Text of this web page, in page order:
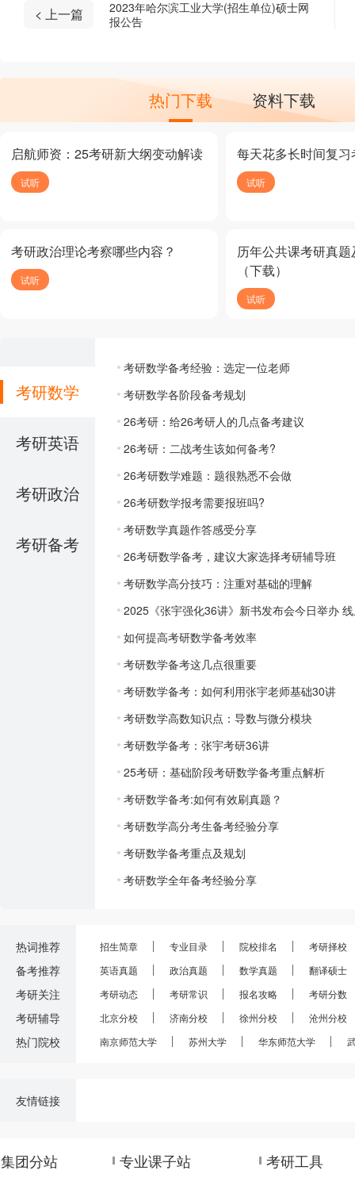
< 上一篇
2023年哈尔滨工业大学(招生单位)硕士网
报公告
热门下载 资料下载
启航师资：25考研新大纲变动解读
试听
每天花多长时间复
试听
考研政治理论考察哪些内容？
试听
历年公共课考研真
（下载）
试听
考研数学
考研英语
考研政治
考研备考
考研数学备考经验：选定一位老师
考研数学各阶段备考规划
26考研：给26考研人的几点备考建议
26考研：二战考生该如何备考?
26考研数学难题：题很熟悉不会做
26考研数学报考需要报班吗?
考研数学真题作答感受分享
26考研数学备考，建议大家选择考研辅导班
考研数学高分技巧：注重对基础的理解
2025《张宇强化36讲》新书发布会今日举办
如何提高考研数学备考效率
考研数学备考这几点很重要
考研数学备考：如何利用张宇老师基础30讲
考研数学高数知识点：导数与微分模块
考研数学备考：张宇考研36讲
25考研：基础阶段考研数学备考重点解析
考研数学备考:如何有效刷真题？
考研数学高分考生备考经验分享
考研数学备考重点及规划
考研数学全年备考经验分享
热词推荐
备考推荐
考研关注
考研辅导
热门院校
招生简章 专业目录 院校排名
考研择校
英语真题
政治真题 数学真题
翻译硕士
考研动态
考研常识 报名攻略
考研分数
北京分校
济南分校 徐州分校
沧州分校
南京师范大学
苏州大学 华东师范大学
友情链接
集团分站 专业课子站 考研工具